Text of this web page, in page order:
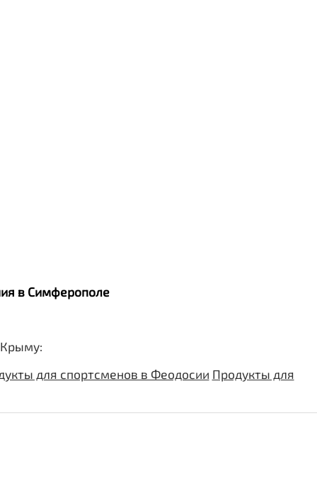
в Симферополе
Крыму:
для спортсменов в Феодосии Продукты для